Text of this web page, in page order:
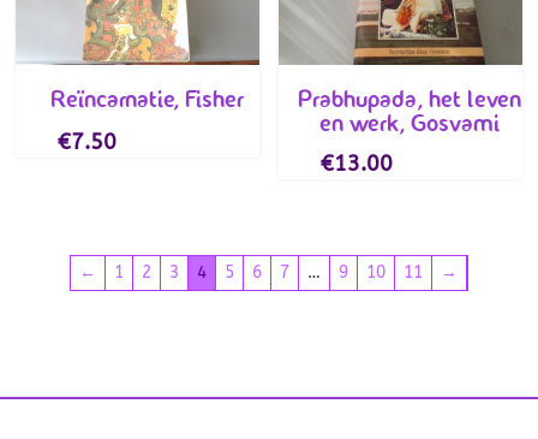
Reïncarnatie, Fisher
€7.50
Prabhupada, het leven
en werk, Gosvami
€13.00
← 1 2 3 4 5 6 7 … 9 10 11 →